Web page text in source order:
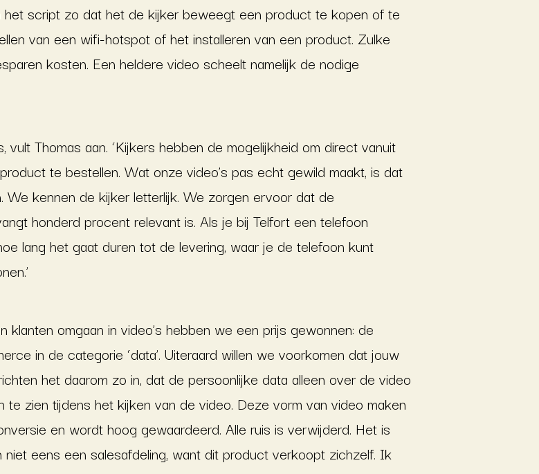
het script zo dat het de kijker beweegt een product te kopen of te
van een wifi-hotspot of het installeren van een product. Zulke
kosten. Een heldere video scheelt namelijk de nodige
Thomas aan. ‘Kijkers hebben de mogelijkheid om direct vanuit
te bestellen. Wat onze video’s pas echt gewild maakt, is dat
kennen de kijker letterlijk. We zorgen ervoor dat de
honderd procent relevant is. Als je bij Telfort een telefoon
lang het gaat duren tot de levering, waar je de telefoon kunt
klanten omgaan in video’s hebben we een prijs gewonnen: de
in de categorie ‘data’. Uiteraard willen we voorkomen dat jouw
het daarom zo in, dat de persoonlijke data alleen over de video
zien tijdens het kijken van de video. Deze vorm van video maken
en wordt hoog gewaardeerd. Alle ruis is verwijderd. Het is
eens een salesafdeling, want dit product verkoopt zichzelf. Ik